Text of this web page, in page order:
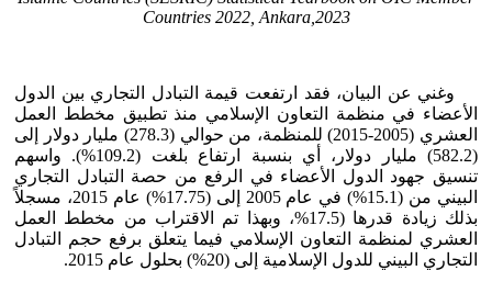
Countries 2022, Ankara,2023
وغني عن البيان، فقد ارتفعت قيمة التبادل التجاري بين الدول
الأعضاء في منظمة التعاون الإسلامي منذ تطبيق مخطط العمل
العشري (2005-2015) للمنظمة، من حوالي (278.3) مليار دولار إلى
(582.2) مليار دولار، أي بنسبة ارتفاع بلغت (109.2%). واسهم
تنسيق جهود الدول الأعضاء في الرفع من حصة التبادل التجاري
البيني من (15.1%) في عام 2005 إلى (17.75%) عام 2015، مسجلاً
بذلك زيادة قدرها (17.5%، وبهذا تم الاقتراب من مخطط العمل
العشري لمنظمة التعاون الإسلامي فيما يتعلق برفع حجم التبادل
التجاري البيني للدول الإسلامية إلى (20%) بحلول عام 2015.